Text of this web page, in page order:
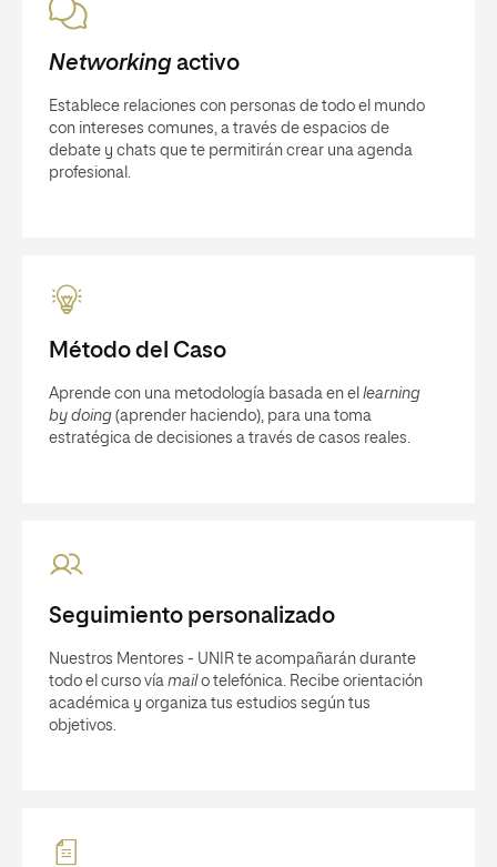
Networkingactivo
Establece relaciones con personas de todo el mundo
con intereses comunes, a través de espacios de
debate y chats que te permitirán crear una agenda
profesional.
Método del Caso
Aprende con una metodología basada en el learning
by doing (aprender haciendo), para una toma
estratégica de decisiones a través de casos reales.
Seguimiento personalizado
Nuestros Mentores - UNIR te acompañarán durante
todo el curso vía mailo telefónica. Recibe orientación
académica y organiza tus estudios según tus
objetivos.